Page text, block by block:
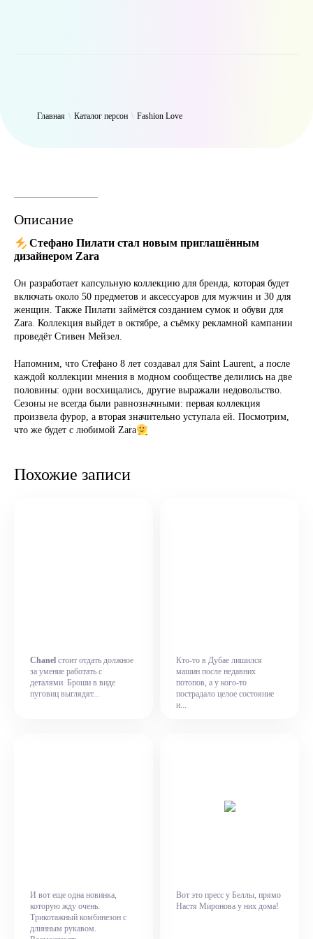
Главная \ Каталог персон \ Fashion Love
Описание
Стефано Пилати стал новым приглашённым
дизайнером Zara
Он разработает капсульную коллекцию для бренда, которая будет
включать около 50 предметов и аксессуаров для мужчин и 30 для
женщин. Также Пилати займётся созданием сумок и обуви для
Zara. Коллекция выйдет в октябре, а съёмку рекламной кампании
проведёт Стивен Мейзел.
Напомним, что Стефано 8 лет создавал для Saint Laurent, а после
каждой коллекции мнения в модном сообществе делились на две
половины: одни восхищались, другие выражали недовольство.
Сезоны не всегда были равнозначными: первая коллекция
произвела фурор, а вторая значительно уступала ей. Посмотрим,
что же будет с любимой Zara
Похожие записи
Chanel стоит отдать должное
за умение работать с
деталями. Броши в виде
пуговиц выглядят...
Кто-то в Дубае лишился
машин после недавних
потопов, а у кого-то
пострадало целое состояние
и...
И вот еще одна новинка,
которую жду очень.
Трикотажный комбинезон с
длинным рукавом.
Вот это пресс у Беллы, прямо
Настя Миронова у них дома!